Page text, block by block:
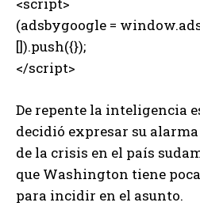
<script>
(adsbygoogle =
[]).push({});
</script>
De repente la inteligencia
decidió expresar su
de la crisis en el país
que Washington tiene
para incidir en el asunto.